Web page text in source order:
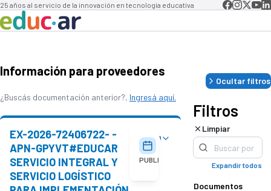
25 años al servicio de la innovación en tecnología educativa
Ocultar filtros
Información para proveedores
¿Buscás documentación anterior?, Ingresá aquí.
EX-2026-72406722- -
APN-GPYVT#EDUCAR
SERVICIO INTEGRAL Y
SERVICIO LOGÍSTICO
PUBLICACIÓN
05/08/2026
Ver detalles
Filtros
Limpiar
Expandir todos
Documentos